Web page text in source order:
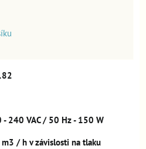
- 240 VAC / 50 Hz - 150 W
/ h v závislosti na tlaku